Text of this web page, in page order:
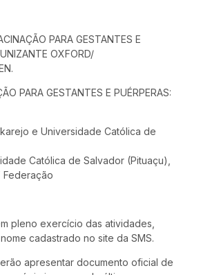
PARA GESTANTES E
OXFORD/
PARA GESTANTES E PUÉRPERAS:
e Universidade Católica de
Católica de Salvador (Pituaçu),
Federação
pleno exercício das atividades,
cadastrado no site da SMS.
apresentar documento oficial de